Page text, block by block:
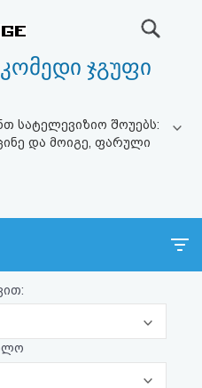
კომედი ჯგუფი
სატელევიზიო შოუებს:
და მოიგე, ფარული